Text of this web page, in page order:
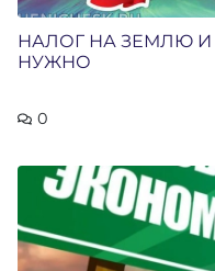
НАЛОГ НА ЗЕМЛЮ И
НУЖНО
0